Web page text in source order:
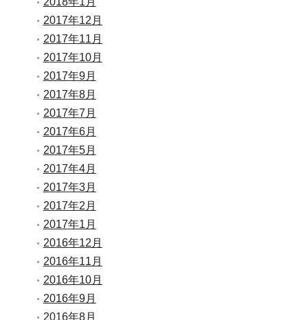
2017年12月
2017年11月
2017年10月
2017年9月
2017年8月
2017年7月
2017年6月
2017年5月
2017年4月
2017年3月
2017年2月
2017年1月
2016年12月
2016年11月
2016年10月
2016年9月
2016年8月